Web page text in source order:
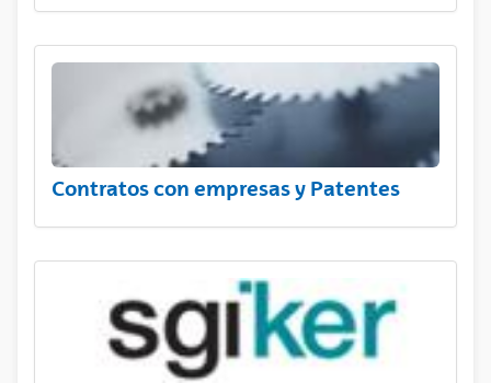
Contratos con empresas y Patentes